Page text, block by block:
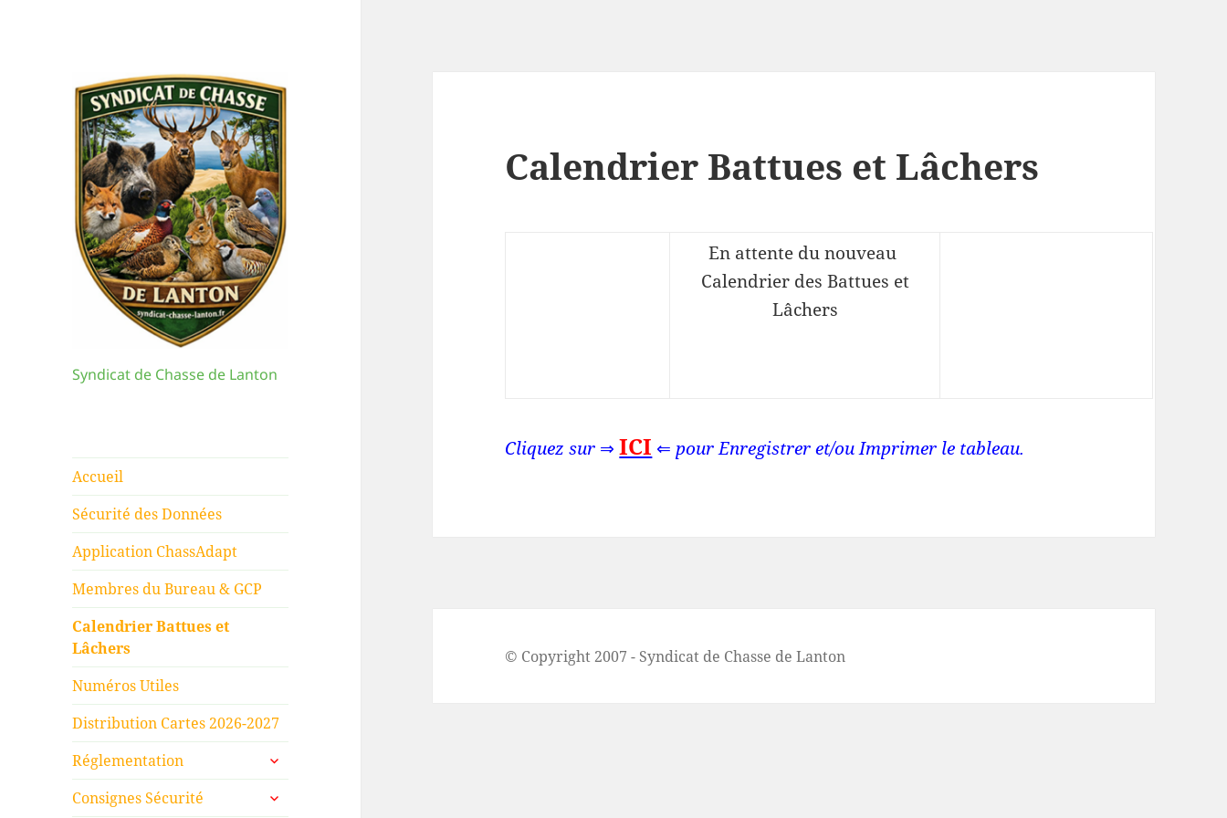
Syndicat de Chasse de Lanton
Accueil
Sécurité des Données
Application ChassAdapt
Membres du Bureau & GCP
Calendrier Battues et
Lâchers
Numéros Utiles
Distribution Cartes 2026-2027
Réglementation
ouvrir
le
sous-
Consignes Sécurité
ouvrir
le
Calendrier Battues et Lâchers
En attente du nouveau
Calendrier des Battues et
Lâchers
Cliquez sur ⇒ICI ⇐ pour Enregistrer et/ou Imprimer le tableau.
© Copyright 2007 - Syndicat de Chasse de Lanton